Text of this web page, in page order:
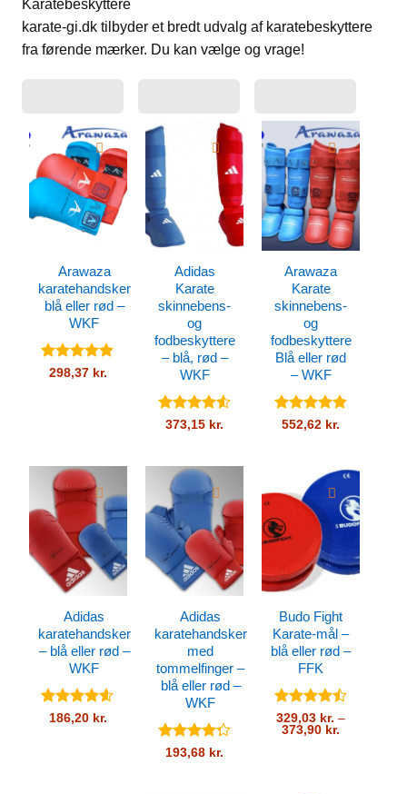
Karatebeskyttere
karate-gi.dk tilbyder et bredt udvalg af karatebeskyttere
fra førende mærker. Du kan vælge og vrage!
Arawaza
karatehandsker
blå eller rød –
WKF
Vurderet
298,37 kr.
Adidas
Karate
skinnebens-
og
fodbeskyttere
– blå, rød –
WKF
Vurderet
373,15 kr.
Arawaza
Karate
skinnebens-
og
fodbeskyttere
Blå eller rød
– WKF
Vurderet
552,62 kr.
Adidas
karatehandsker
– blå eller rød –
WKF
Vurderet
186,20 kr.
Adidas
karatehandsker
med
tommelfinger –
blå eller rød –
WKF
Vurderet
193,68 kr.
Budo Fight
Karate-mål –
blå eller rød –
FFK
Vurderet
4.5ud af
329,03 kr. –
373,90 kr.Prisinterval: